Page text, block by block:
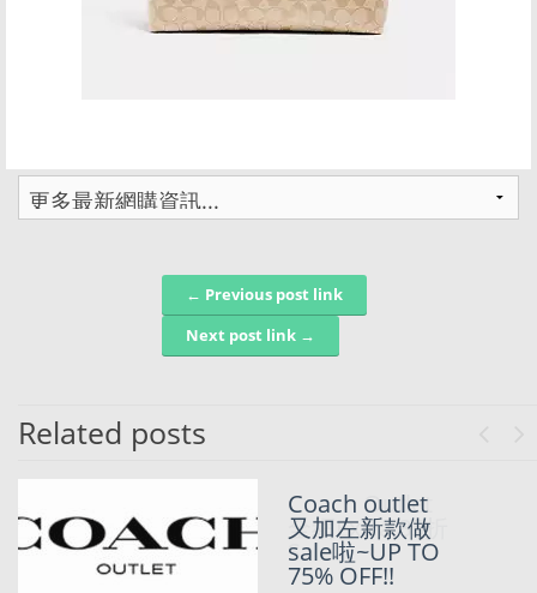
Post navigation← Previous post link
Next post link →
Related posts
Coach Outlet
全網Extra 85折
Sale
Coach outlet
又加左新款做
sale啦~UP TO
75% OFF!!